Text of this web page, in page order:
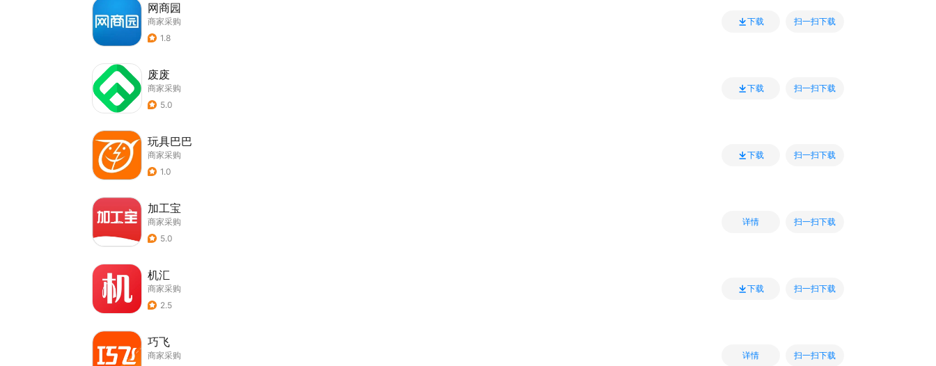
网商园
商家采购
1.8
下载 扫一扫下载
废废
商家采购
5.0
下载 扫一扫下载
玩具巴巴
商家采购
1.0
下载 扫一扫下载
加工宝
商家采购
5.0
详情 扫一扫下载
机汇
商家采购
2.5
下载 扫一扫下载
巧飞
商家采购
详情 扫一扫下载